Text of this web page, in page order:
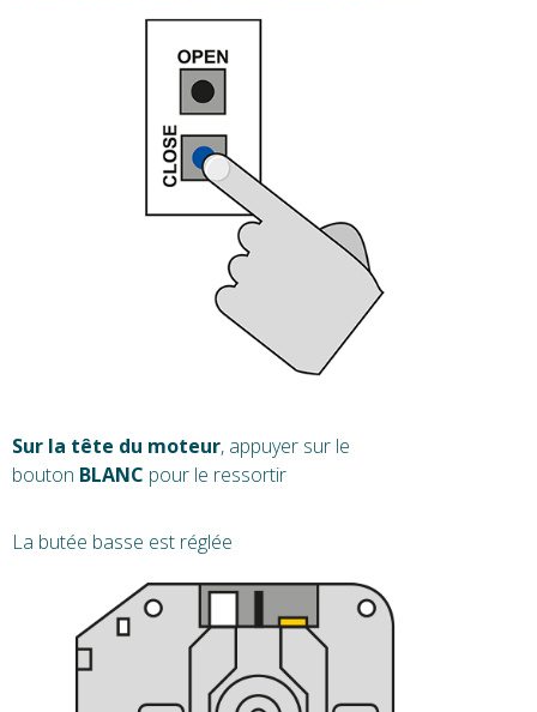
Sur la tête du moteur, appuyer sur le
bouton BLANC pour le ressortir
La butée basse est réglée